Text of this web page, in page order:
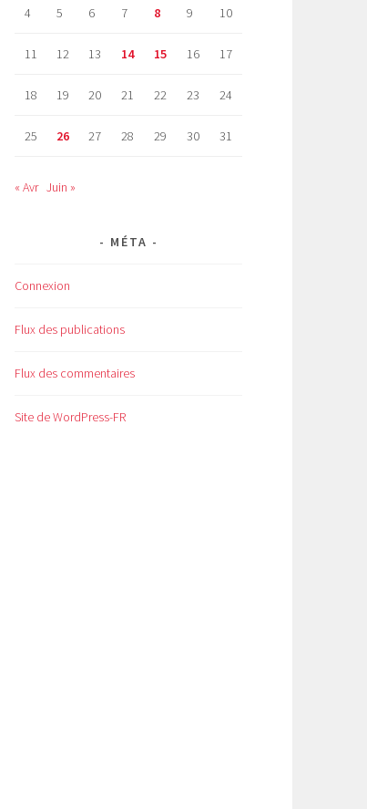
4 5 6 7 8 9 10
11 12 13 14 15 16 17
18 19 20 21 22 23 24
25 26 27 28 29 30 31
« Avr Juin »
MÉTA
Connexion
Flux des publications
Flux des commentaires
Site de WordPress-FR